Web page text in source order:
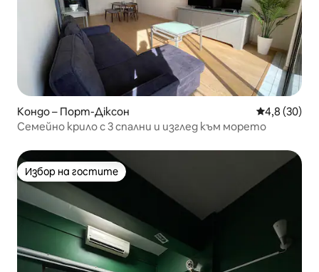
Кондо – Порт-Діксон Средна
4,8 (30)
Семейно крило с 3 спални и изглед към морето
Избор на гостите
Избор на гостите